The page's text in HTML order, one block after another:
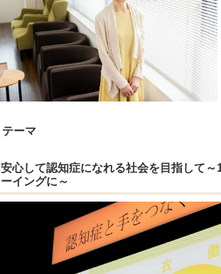
テーマ
安心して認知症になれる社会を目指して
ーイングに～